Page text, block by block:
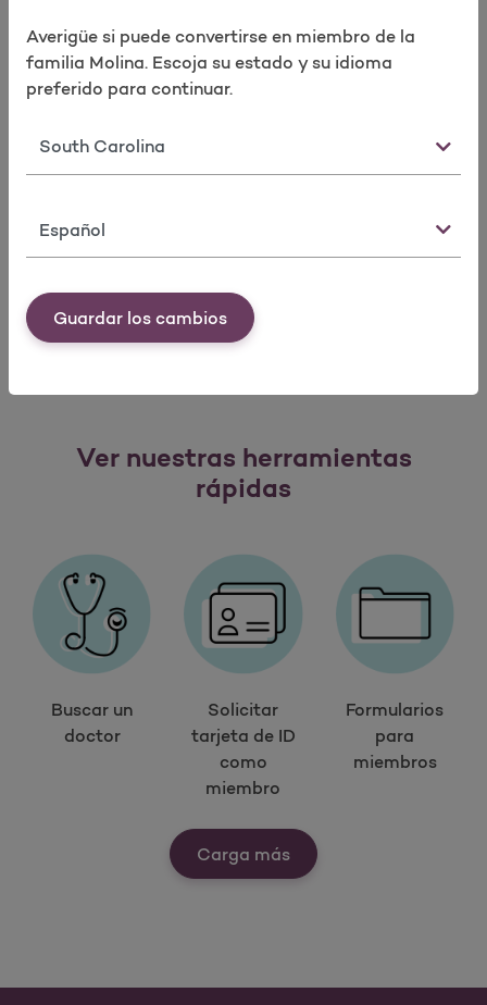
Averigüe si puede convertirse en miembro de la
familia Molina. Escoja su estado y su idioma
preferido para continuar.
Estado
Idioma
Guardar los cambios
​Más información Boletines informativos
¿Qué es el uso compartido de datos?
Dado que es un miembro valioso, ahora puede ver
rápidamente y en un solo lugar.
​Más información&#191;Qu&#233; es el uso
Ver nuestras herramientas
rápidas
Buscar un
doctor
Solicitar
tarjeta de ID
como
miembro
Formularios
para
miembros
Carga másVer nuestras